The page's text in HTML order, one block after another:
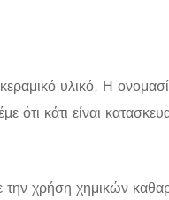
υλικό. Η
κάτι είναι
χρήση χημικών